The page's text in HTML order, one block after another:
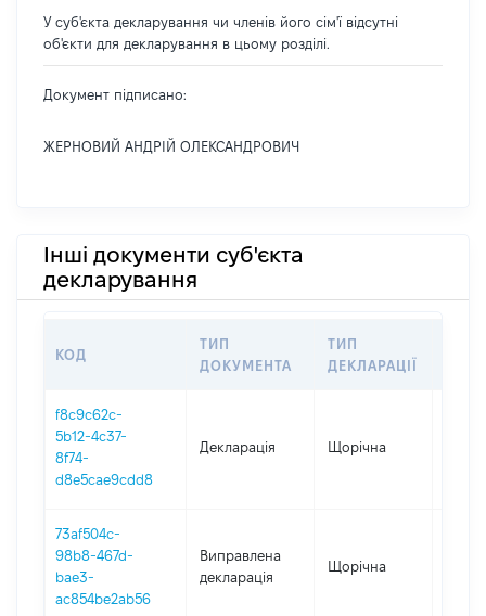
У суб'єкта декларування чи членів його сім'ї відсутні
об'єкти для декларування в цьому розділі.
Документ підписано:
ЖЕРНОВИЙ АНДРІЙ ОЛЕКСАНДРОВИЧ
Інші документи суб'єкта
декларування
КОД
ТИП
ДОКУМЕНТА
ТИП
ДЕКЛАРАЦІЇ
f8c9c62c-
5b12-4c37-
8f74-
d8e5cae9cdd8
Декларація Щорічна
73af504c-
98b8-467d-
bae3-
ac854be2ab56
Виправлена
декларація
Щорічна